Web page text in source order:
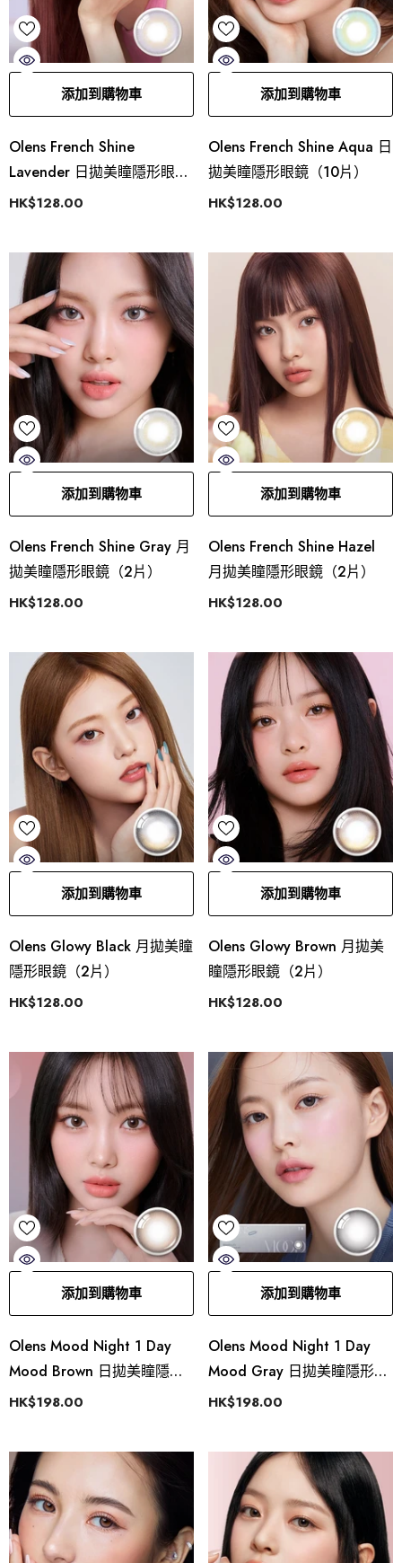
添加到購物車
Olens French Shine
Lavender 日拋美瞳隱形眼鏡
（10片）
HK$128.00
添加到購物車
Olens French Shine Aqua 日
拋美瞳隱形眼鏡（10片）
HK$128.00
添加到購物車
Olens French Shine Gray 月
拋美瞳隱形眼鏡（2片）
HK$128.00
添加到購物車
Olens French Shine Hazel
月拋美瞳隱形眼鏡（2片）
HK$128.00
添加到購物車
Olens Glowy Black 月拋美瞳
隱形眼鏡（2片）
HK$128.00
添加到購物車
Olens Glowy Brown 月拋美
瞳隱形眼鏡（2片）
HK$128.00
添加到購物車
Olens Mood Night 1 Day
Mood Brown 日拋美瞳隱形
眼鏡
HK$198.00
添加到購物車
Olens Mood Night 1 Day
Mood Gray 日拋美瞳隱形眼
鏡
HK$198.00